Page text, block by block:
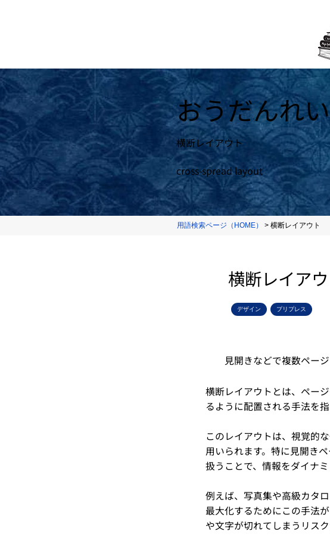
おうだんれ
横断レイアウト
cross-spread layout
用語検索ページ（HOME） > 横断レイアウト
横断レイア
デザイン プリプレス
見開きなどで複数ペー
横断レイアウトとは、ペー
るように配置される手法を指
このレイアウトは、視覚的
用いられます。特に見開き
扱うことで、情報をダイナ
例えば、写真集や高級カタ
最大化するためにこの手法
や文字が切れてしまうリス